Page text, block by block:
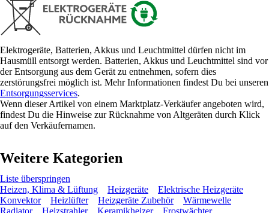
Elektrogeräte, Batterien, Akkus und Leuchtmittel dürfen nicht im
Hausmüll entsorgt werden. Batterien, Akkus und Leuchtmittel sind vor
der Entsorgung aus dem Gerät zu entnehmen, sofern dies
zerstörungsfrei möglich ist. Mehr Informationen findest Du bei unseren
Entsorgungsservices.
Wenn dieser Artikel von einem Marktplatz-Verkäufer angeboten wird,
findest Du die Hinweise zur Rücknahme von Altgeräten durch Klick
auf den Verkäufernamen.
Weitere Kategorien
Liste überspringen
Heizen, Klima & Lüftung
Heizgeräte
Elektrische Heizgeräte
Konvektor
Heizlüfter Heizgeräte Zubehör
Wärmewelle
Radiator
Heizstrahler Keramikheizer Frostwächter